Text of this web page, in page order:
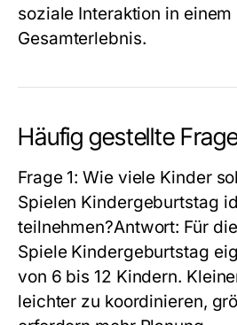
soziale Interaktion in
Gesamterlebnis.
Häufig gestellte
Frage 1: Wie viele Kinder
Spielen Kindergeburtstag
teilnehmen?Antwort: Für
Spiele Kindergeburtstag
von 6 bis 12 Kindern.
leichter zu koordinieren,